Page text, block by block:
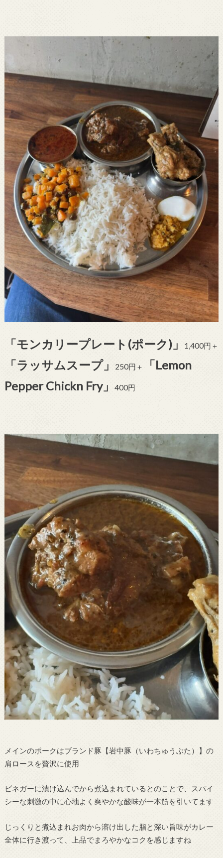
「モンカリープレート(ポーク)」 1,400円＋
「ラッサムスープ」 250円＋
「Lemon
Pepper Chickn Fry」
400円
メインのポークはブランド豚【岩中豚（いわちゅうぶた）】の
肩ロースを贅沢に使用
ビネガーに漬け込んでから煮込まれているとのことで、スパイ
シーな刺激の中に心地よく爽やかな酸味が一本筋を引いてます
じっくりと煮込まれお肉から溶け出した脂と深い旨味がカレー
全体に行き渡って、上品でまろやかなコクを感じますね